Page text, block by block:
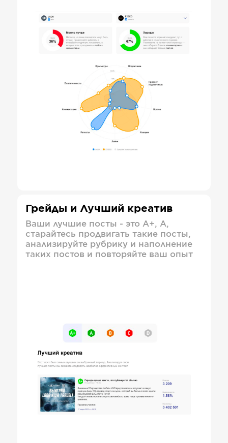
Грейды и Лучший креатив
Ваши лучшие посты - это А+, А,
старайтесь продвигать такие посты,
анализируйте рубрику и наполнение
таких постов и повторяйте ваш опыт